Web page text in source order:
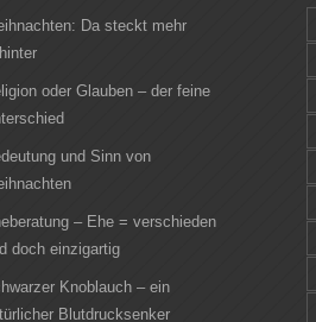
Da steckt mehr
oder Glauben – der feine
und Sinn von
– Ehe = verschieden
doch einzigartig
Knoblauch – ein
Blutdrucksenker